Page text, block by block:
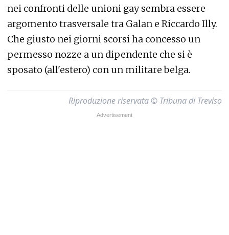
nei confronti delle unioni gay sembra essere
argomento trasversale tra Galan e Riccardo Illy.
Che giusto nei giorni scorsi ha concesso un
permesso nozze a un dipendente che si è
sposato (all'estero) con un militare belga.
Riproduzione riservata © Tribuna di Treviso